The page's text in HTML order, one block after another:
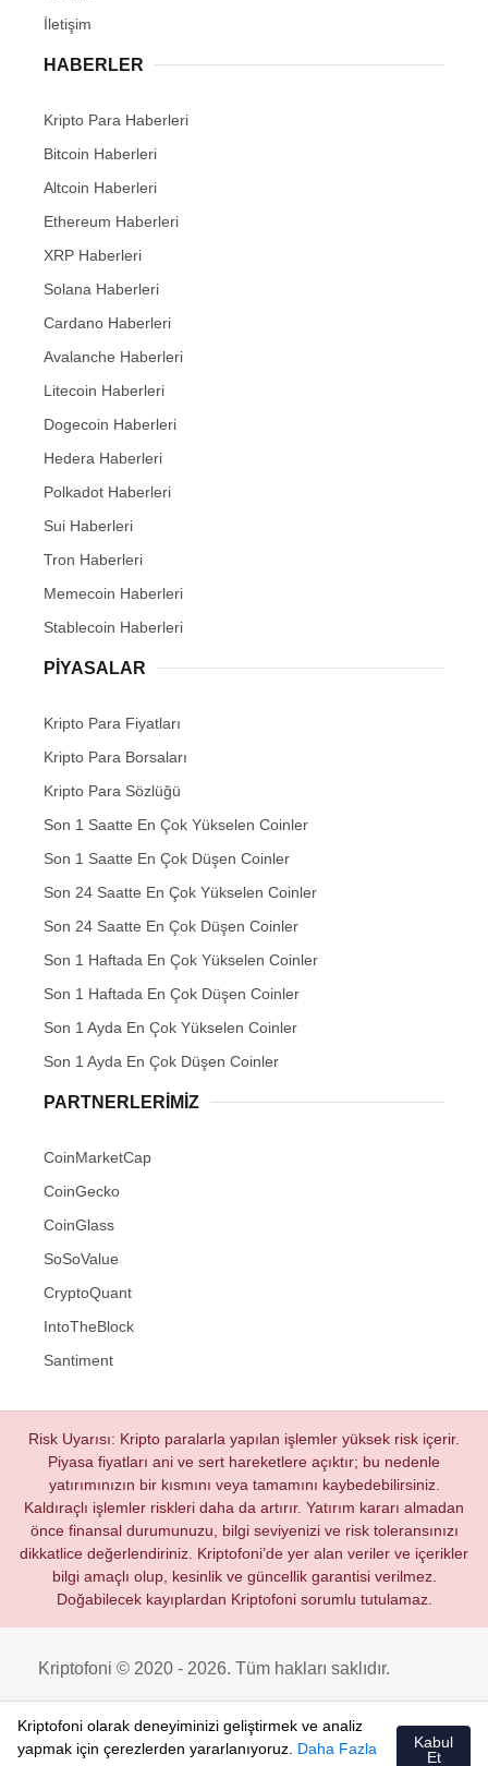
İletişim
HABERLER
Kripto Para Haberleri
Bitcoin Haberleri
Altcoin Haberleri
Ethereum Haberleri
XRP Haberleri
Solana Haberleri
Cardano Haberleri
Avalanche Haberleri
Litecoin Haberleri
Dogecoin Haberleri
Hedera Haberleri
Polkadot Haberleri
Sui Haberleri
Tron Haberleri
Memecoin Haberleri
Stablecoin Haberleri
PIYASALAR
Kripto Para Fiyatları
Kripto Para Borsaları
Kripto Para Sözlüğü
Son 1 Saatte En Çok Yükselen Coinler
Son 1 Saatte En Çok Düşen Coinler
Son 24 Saatte En Çok Yükselen Coinler
Son 24 Saatte En Çok Düşen Coinler
Son 1 Haftada En Çok Yükselen Coinler
Son 1 Haftada En Çok Düşen Coinler
Son 1 Ayda En Çok Yükselen Coinler
Son 1 Ayda En Çok Düşen Coinler
PARTNERLERIMIZ
CoinMarketCap
CoinGecko
CoinGlass
SoSoValue
CryptoQuant
IntoTheBlock
Santiment
Risk Uyarısı: Kripto paralarla yapılan işlemler yüksek risk içerir.
Piyasa fiyatları ani ve sert hareketlere açıktır; bu nedenle
yatırımınızın bir kısmını veya tamamını kaybedebilirsiniz.
Kaldıraçlı işlemler riskleri daha da artırır. Yatırım kararı almadan
önce finansal durumunuzu, bilgi seviyenizi ve risk toleransınızı
dikkatlice değerlendiriniz. Kriptofoni’de yer alan veriler ve içerikler
bilgi amaçlı olup, kesinlik ve güncellik garantisi verilmez.
Doğabilecek kayıplardan Kriptofoni sorumlu tutulamaz.
Kriptofoni © 2020 - 2026. Tüm hakları saklıdır.
Kriptofoni olarak deneyiminizi geliştirmek ve analiz
yapmak için çerezlerden yararlanıyoruz. Daha Fazla
Kabul
Et